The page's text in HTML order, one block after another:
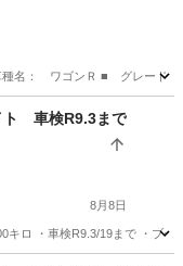
名： ワゴンＲ ■ グレード
ト 車検R9.3まで
8月8日
キロ ・車検R9.3/19まで ・ブ